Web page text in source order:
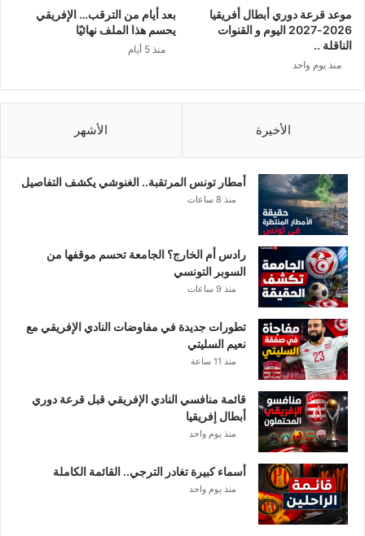
موعد قرعة دوري أبطال أفريقيا
2026-2027 اليوم و القنوات
الناقلة ..
منذ يوم واحد
بعد أيام من الترقب… الإفريقي
يحسم هذا الملف نهائيًا
منذ 5 أيام
الأخيرة الأشهر
أمطار تونس المرتقبة.. الغنوشي يكشف التفاصيل
منذ 8 ساعات
رادس أم الخارج؟ الجامعة تحسم موقفها من
السوبر التونسي
منذ 9 ساعات
تطورات جديدة في مفاوضات النادي الإفريقي مع
نعيم السليتي
منذ 11 ساعة
قائمة منافسي النادي الإفريقي قبل قرعة دوري
أبطال إفريقيا
منذ يوم واحد
أسماء كبيرة تغادر الترجي.. القائمة الكاملة
منذ يوم واحد